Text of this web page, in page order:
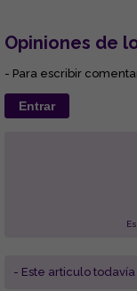
Opiniones de
- Para escribir
Entrar
- Este articulo